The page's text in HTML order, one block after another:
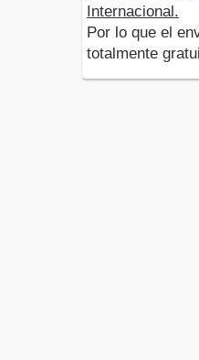
Internacional.
Por lo que el
totalmente